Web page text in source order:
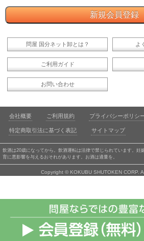
問屋 国分ネット卸とは？ よ
ご利用ガイド
お問い合わせ
会社概要 ご利用規約 プライバシーポリシ
特定商取引法に基づく表記 サイトマップ
飲酒は20歳になってから。飲酒運転は法律で禁じられています。妊
育に悪影響を与えるおそれがあります。お酒は適量を。
Copyright © KOKUBU SHUTOKEN CORP.